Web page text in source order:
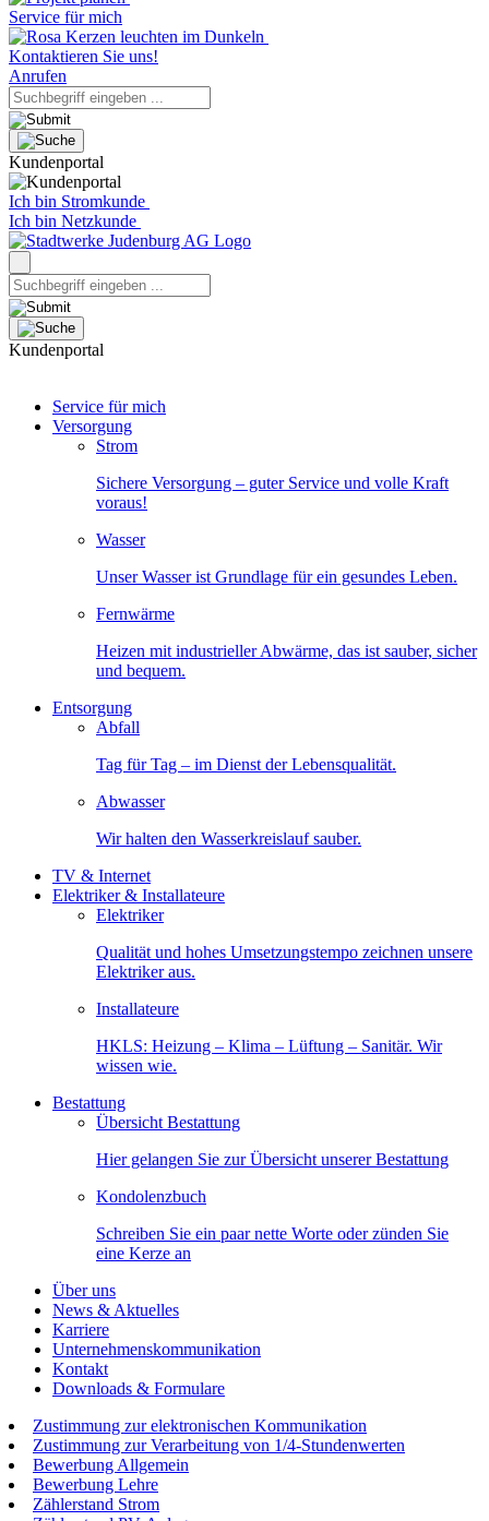
Service für mich
Kontaktieren Sie uns!
Anrufen
Kundenportal
Ich bin Stromkunde
Ich bin Netzkunde
Kundenportal
Service für mich
Versorgung
Strom
Sichere Versorgung – guter Service und volle Kraft
voraus!
Wasser
Unser Wasser ist Grundlage für ein gesundes Leben.
Fernwärme
Heizen mit industrieller Abwärme, das ist sauber, sicher
und bequem.
Entsorgung
Abfall
Tag für Tag – im Dienst der Lebensqualität.
Abwasser
Wir halten den Wasserkreislauf sauber.
TV & Internet
Elektriker & Installateure
Elektriker
Qualität und hohes Umsetzungstempo zeichnen unsere
Elektriker aus.
Installateure
HKLS: Heizung – Klima – Lüftung – Sanitär. Wir
wissen wie.
Bestattung
Übersicht Bestattung
Hier gelangen Sie zur Übersicht unserer Bestattung
Kondolenzbuch
Schreiben Sie ein paar nette Worte oder zünden Sie
eine Kerze an
Über uns
News & Aktuelles
Karriere
Unternehmenskommunikation
Kontakt
Downloads & Formulare
Zustimmung zur elektronischen Kommunikation
Zustimmung zur Verarbeitung von 1/4-Stundenwerten
Bewerbung Allgemein
Bewerbung Lehre
Zählerstand Strom